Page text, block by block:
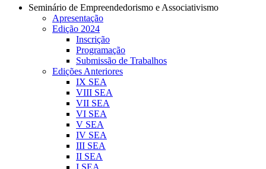
Seminário de Empreendedorismo e Associativismo
Apresentação
Edição 2024
Inscrição
Programação
Submissão de Trabalhos
Edições Anteriores
IX SEA
VIII SEA
VII SEA
VI SEA
V SEA
IV SEA
III SEA
II SEA